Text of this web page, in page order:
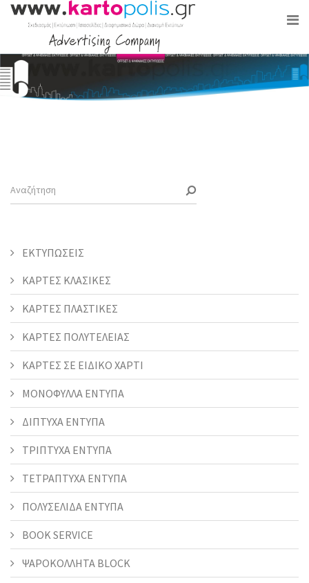
ΕΚΤΥΠΩΣΕΙΣ
ΚΑΡΤΕΣ ΚΛΑΣΙΚΕΣ
ΚΑΡΤΕΣ ΠΛΑΣΤΙΚΕΣ
ΚΑΡΤΕΣ ΠΟΛΥΤΕΛΕΙΑΣ
ΚΑΡΤΕΣ ΣΕ ΕΙΔΙΚΟ ΧΑΡΤΙ
ΜΟΝΟΦΥΛΛΑ ΕΝΤΥΠΑ
ΔΙΠΤΥΧΑ ΕΝΤΥΠΑ
ΤΡΙΠΤΥΧΑ ΕΝΤΥΠΑ
ΤΕΤΡΑΠΤΥΧΑ ΕΝΤΥΠΑ
ΠΟΛΥΣΕΛΙΔΑ ΕΝΤΥΠΑ
BOOK SERVICE
ΨΑΡΟΚΟΛΛΗΤΑ BLOCK